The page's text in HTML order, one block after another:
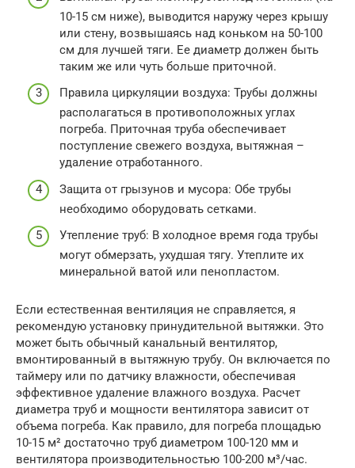
10-15 см ниже), выводится наружу через крышу
или стену, возвышаясь над коньком на 50-100
см для лучшей тяги. Ее диаметр должен быть
таким же или чуть больше приточной.
Правила циркуляции воздуха: Трубы должны
располагаться в противоположных углах
погреба. Приточная труба обеспечивает
поступление свежего воздуха, вытяжная –
удаление отработанного.
Защита от грызунов и мусора: Обе трубы
необходимо оборудовать сетками.
Утепление труб: В холодное время года трубы
могут обмерзать, ухудшая тягу. Утеплите их
минеральной ватой или пенопластом.
Если естественная вентиляция не справляется, я
рекомендую установку принудительной вытяжки. Это
может быть обычный канальный вентилятор,
вмонтированный в вытяжную трубу. Он включается по
таймеру или по датчику влажности, обеспечивая
эффективное удаление влажного воздуха. Расчет
диаметра труб и мощности вентилятора зависит от
объема погреба. Как правило, для погреба площадью
10-15 м² достаточно труб диаметром 100-120 мм и
вентилятора производительностью 100-200 м³/час.